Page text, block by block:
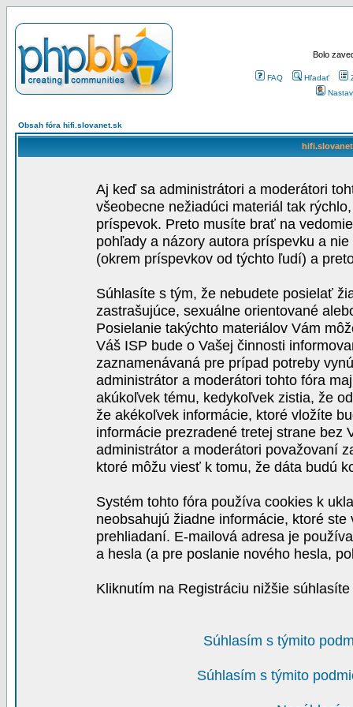
Bolo
FAQ Hľadať
Obsah fóra hifi.slovanet.sk
Aj keď sa administrátori a moderátori
všeobecne nežiadúci materiál tak
príspevok. Preto musíte brať na
pohľady a názory autora príspevku a
(okrem príspevkov od týchto ľudí) a
Súhlasíte s tým, že nebudete posielať
zastrašujúce, sexuálne orientované
Posielanie takýchto materiálov Vám
Váš ISP bude o Vašej činnosti
zaznamenávaná pre prípad potreby
administrátor a moderátori tohto fóra
akúkoľvek tému, kedykoľvek zistia, že
že akékoľvek informácie, ktoré vložíte
informácie prezradené tretej strane bez
administrátor a moderátori považovaní
ktoré môžu viesť k tomu, že dáta budú
Systém tohto fóra používa cookies k
neobsahujú žiadne informácie, ktoré
prehliadaní. E-mailová adresa je
a hesla (a pre poslanie nového hesla,
Kliknutím na Registráciu nižšie
Súhlasím s týmito
Súhlasím s týmito